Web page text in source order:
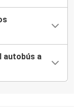
autobús a